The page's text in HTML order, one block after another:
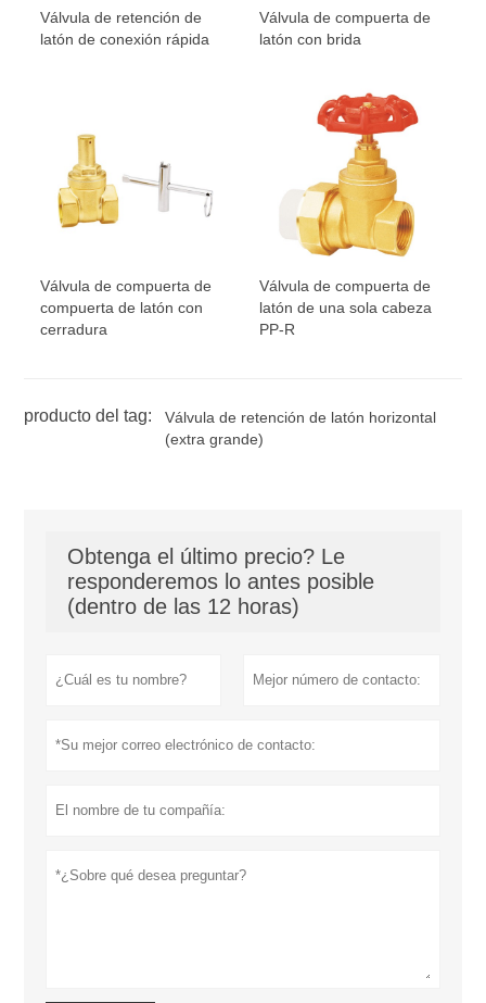
Válvula de retención de
latón de conexión rápida
Válvula de compuerta de
latón con brida
Válvula de compuerta de
compuerta de latón con
cerradura
Válvula de compuerta de
latón de una sola cabeza
PP-R
producto del tag:
Válvula de retención de latón horizontal
(extra grande)
Obtenga el último precio? Le
responderemos lo antes posible
(dentro de las 12 horas)